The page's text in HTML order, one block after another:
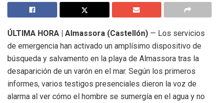
ÚLTIMA HORA | Almassora (Castellón) — Los servicios
de emergencia han activado un amplísimo dispositivo de
búsqueda y salvamento en la playa de Almassora tras la
desaparición de un varón en el mar. Según los primeros
informes, varios testigos presenciales dieron la voz de
alarma al ver cómo el hombre se sumergía en el agua y no